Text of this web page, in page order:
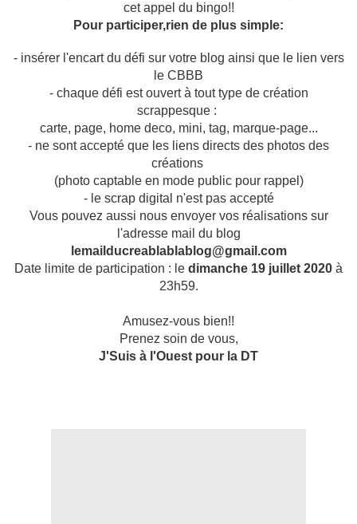
cet appel du bingo!!
Pour participer,rien de plus simple:
- insérer l'encart du défi sur votre blog ainsi que le lien vers
le CBBB
- chaque défi est ouvert à tout type de création
scrappesque :
carte, page, home deco, mini, tag, marque-page...
- ne sont accepté que les liens directs des photos des
créations
(photo captable en mode public pour rappel)
- le scrap digital n'est pas accepté
Vous pouvez aussi nous envoyer vos réalisations sur
l'adresse mail du blog
lemailducreablablablog@gmail.com
Date limite de participation : le dimanche 19 juillet 2020 à
23h59.
Amusez-vous bien!!
Prenez soin de vous,
J'Suis à l'Ouest pour la DT